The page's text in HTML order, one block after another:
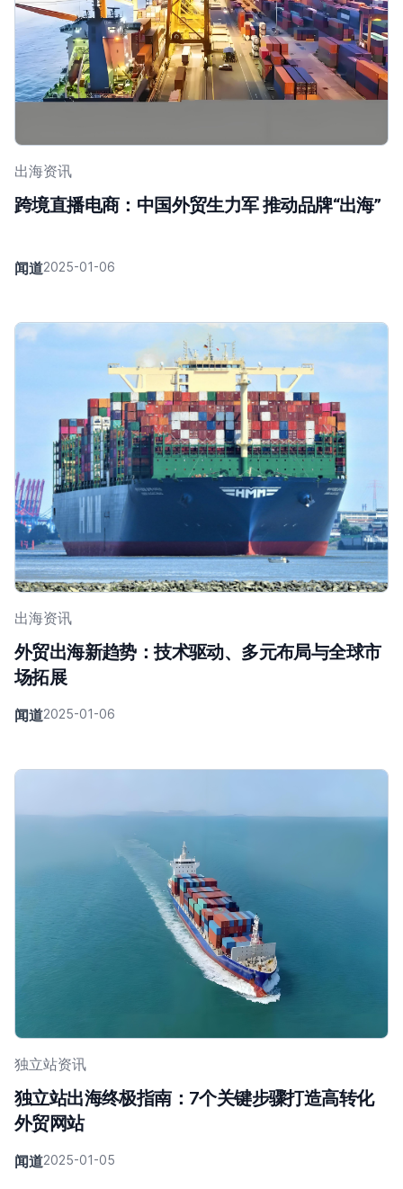
出海资讯
跨境直播电商：中国外贸生力军 推动品牌“出海”
闻道2025-01-06
出海资讯
外贸出海新趋势：技术驱动、多元布局与全球市
场拓展
闻道2025-01-06
独立站资讯
独立站出海终极指南：7个关键步骤打造高转化
外贸网站
闻道2025-01-05